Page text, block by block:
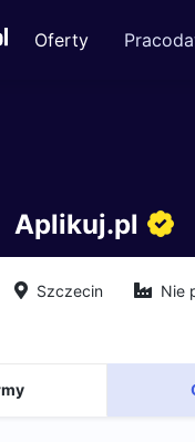
Oferty
Aplikuj.pl
Szczecin Nie